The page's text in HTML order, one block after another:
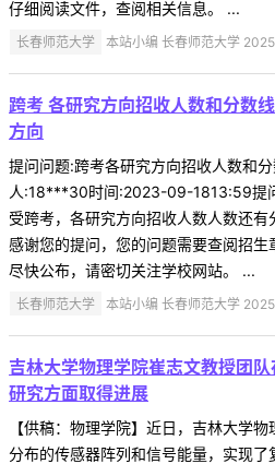
仔细阅读文件，查阅相关信息。 ...
长春师范大学 本站小编 长春师范大学
跨考 各研究方向招收人数和分数
方向
提问问题:跨考各研究方向招收人数和
人:18***30时间:2023-09-1813:59提
受跨考，各研究方向招收人数人数还
感谢您的提问，您的问题需要查阅招
尽快公布，请密切关注学校网站。 ...
长春师范大学 本站小编 长春师范大学
吉林大学物理学院崔志文教授团
研究方面取得进展
【供稿：物理学院】近日，吉林大学
分布的传感器阵列和信号能量，实现